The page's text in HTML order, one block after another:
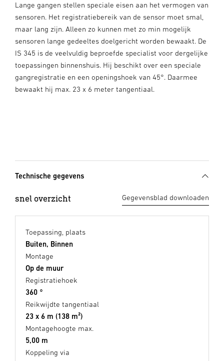
Lange gangen stellen speciale eisen aan het vermogen van
sensoren. Het registratiebereik van de sensor moet smal,
maar lang zijn. Alleen zo kunnen met zo min mogelijk
sensoren lange gedeeltes doelgericht worden bewaakt. De
IS 345 is de veelvuldig beproefde specialist voor dergelijke
toepassingen binnenshuis. Hij beschikt over een speciale
gangregistratie en een openingshoek van 45°. Daarmee
bewaakt hij max. 23 x 6 meter tangentiaal.
Technische gegevens
snel overzicht Gegevensblad downloaden
Toepassing, plaats
Buiten, Binnen
Montage
Op de muur
Registratiehoek
360 °
Reikwijdte tangentiaal
23 x 6 m (138 m²)
Montagehoogte max.
5,00 m
Koppeling via